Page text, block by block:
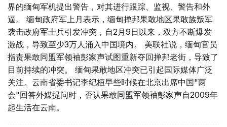
界的缅甸军机提出警告，对其进行跟踪、监视、警告和外
逼。 缅甸政府军上月表示，缅甸掸邦果敢地区果敢族叛军
袭击政府军士兵引发冲突，自2月9日以来，双方不断爆发
激战，导致至少3万人涌入中国境内。 美联社说，缅甸官员
指责果敢同盟军领袖彭家声试图重新夺回掸邦老街，导致了
目前持续的冲突。 缅甸果敢地区冲突已引起国际媒体广泛
关注。云南省委书记李纪桓早些时候在北京出席中国"两
会"回答外媒提问时，否认果敢同盟军领袖彭家声自2009年
起生活在云南。